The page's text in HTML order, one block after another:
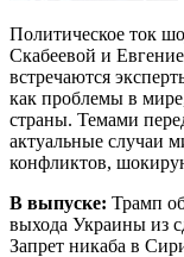
Политическое ток
Скабеевой и
встречаются
как проблемы в
страны. Темами
актуальные случаи
конфликтов,
В выпуске: Трамп
выхода Украины из
Запрет никаба в